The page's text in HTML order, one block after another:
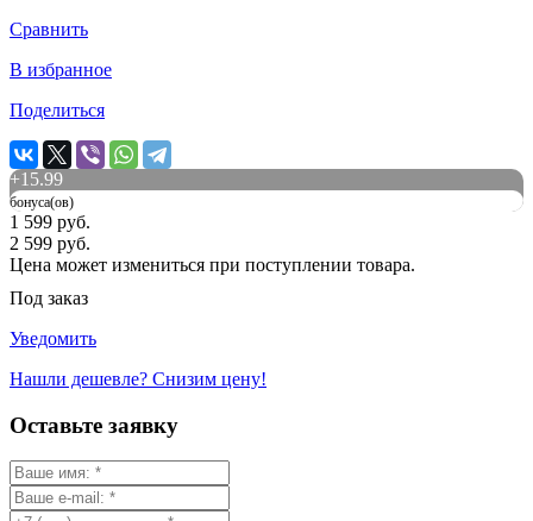
Сравнить
В избранное
Поделиться
+15.99
бонуса(ов)
1 599 руб.
2 599 руб.
Цена может измениться при поступлении товара.
Под заказ
Уведомить
Нашли дешевле? Снизим цену!
Оставьте заявку